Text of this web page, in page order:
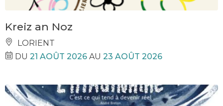
Kreiz an Noz
LORIENT
DU 21 AOÛT 2026 AU 23 AOÛT 2026